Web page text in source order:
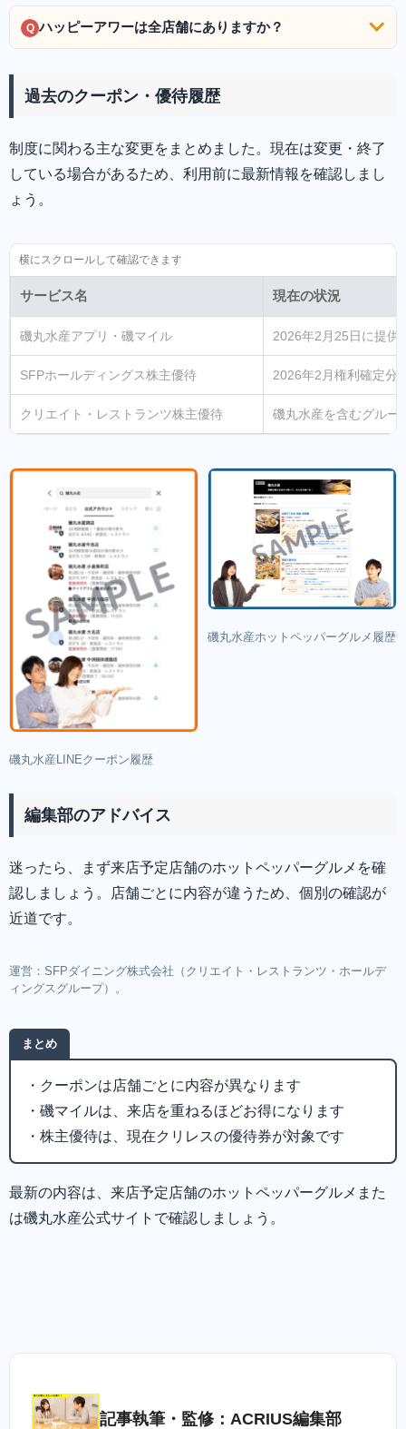
Q ハッピーアワーは全店舗にありますか？
過去のクーポン・優待履歴
制度に関わる主な変更をまとめました。現在は変更・終了
している場合があるため、利用前に最新情報を確認しまし
ょう。
サービス名 現在の状況
磯丸水産アプリ・磯マイル 2026年2月25日に提供
SFPホールディングス株主優待 2026年2月権利確定分
クリエイト・レストランツ株主優待 磯丸水産を含むグルー
磯丸水産LINEクーポン履歴
磯丸水産ホットペッパーグルメ履歴
編集部のアドバイス
迷ったら、まず来店予定店舗のホットペッパーグルメを確
認しましょう。店舗ごとに内容が違うため、個別の確認が
近道です。
運営：SFPダイニング株式会社（クリエイト・レストランツ・ホールデ
ィングスグループ）。
まとめ
・クーポンは店舗ごとに内容が異なります
・磯マイルは、来店を重ねるほどお得になります
・株主優待は、現在クリレスの優待券が対象です
最新の内容は、来店予定店舗のホットペッパーグルメまた
は磯丸水産公式サイトで確認しましょう。
記事執筆・監修：ACRIUS編集部